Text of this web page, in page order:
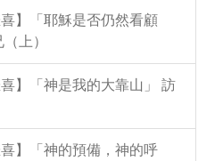
】「耶穌是否仍然看顧
上）
】「神是我的大靠山」 訪
】「神的預備，神的呼